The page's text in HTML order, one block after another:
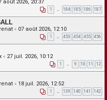
août 2026, 20:37
1 … 184 185 186 187
« 07 août 2026, 12:10
1 … 453 454 455 456
« 27 juil. 2026, 10:12
1 … 9 10 11 12
« 18 juil. 2026, 12:52
1 … 139 140 141 142